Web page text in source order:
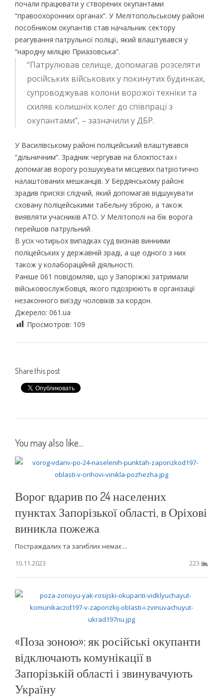
почали працювати у створених окупантами
“правоохоронних органах”. У Мелітопольському районі
пособником окупантів став начальник сектору
реагування патрульної поліції, який влаштувався у
“народну міліцію Приазовська”.
“Патрулював селище, допомагав розселяти
російських військових у покинутих будинках,
супроводжував колони ворожої техніки та
схиляв колишніх колег до співпраці з
окупантами”, – зазначили у ДБР.
У Василівському районі поліцейський влаштувався
“дільничним”. Зрадник чергував на блокпостах і
допомагав ворогу розшукувати місцевих патріотично
налаштованих мешканців. У Бердянському районі
зрадив присязі слідчий, який допомагав відшукувати
сховану поліцейськими табельну зброю, а також
виявляти учасників АТО. У Мелітополі на бік ворога
перейшов патрульний.
В усіх чотирьох випадках суд визнав винними
поліцейських у державній зраді, а ще одного з них
також у колабораційній діяльності.
Раніше 061 повідомляв, що у Запоріжжі затримали
військовослужбовця, якого підозрюють в організації
незаконного виїзду чоловіків за кордон.
Джерело: 061.ua
Просмотров: 109
Share this post
You may also like...
Ворог вдарив по 24 населених
пунктах Запорізької області, в Оріхові
виникла пожежа
Постраждалих та загиблих немає ...
10.11.2023
223
«Поза зоною»: як російські окупанти
відключають комунікації в
Запорізькій області і звинувачують
Україну